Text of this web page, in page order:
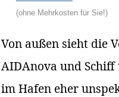
(ohne Mehrkosten für Sie!)
Von außen sieht die
AIDAnova und
im Hafen eher